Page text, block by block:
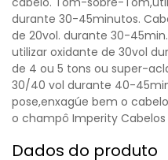
durante 30-45minutos.
de 20vol. durante 30-
utilizar oxidante de 30vol
de 4 ou 5 tons ou super-
30/40 vol durante 40-
pose,enxagúe bem o
o champô Imperity Cabelos
Dados do produto